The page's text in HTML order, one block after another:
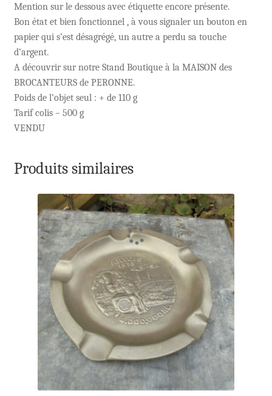
Mention sur le dessous avec étiquette encore présente.
Bon état et bien fonctionnel , à vous signaler un bouton en
papier qui s’est désagrégé, un autre a perdu sa touche
d’argent.
A découvrir sur notre Stand Boutique à la MAISON des
BROCANTEURS de PERONNE.
Poids de l’objet seul : + de 110 g
Tarif colis – 500 g
VENDU
Produits similaires